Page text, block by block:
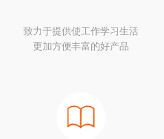
致力于提供使工作学习生活
更加方便丰富的好产品